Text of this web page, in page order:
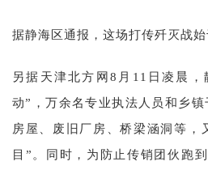
据静海区通报，这场打传歼灭战始
另据天津北方网8月11日凌晨
动”，万余名专业执法人员和乡
房屋、废旧厂房、桥梁涵洞等，
目”。同时，为防止传销团伙跑